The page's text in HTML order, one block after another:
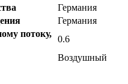
Германия
Германия
потоку,
0.6
Воздушный